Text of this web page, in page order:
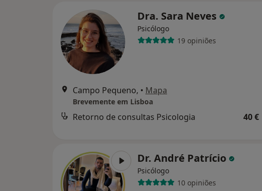
Dra. Sara Neves
Psicólogo
19 opiniões
Campo Pequeno, • Mapa
Brevemente em Lisboa
Retorno de consultas Psicologia 40 €
Dr. André Patrício
Psicólogo
10 opiniões